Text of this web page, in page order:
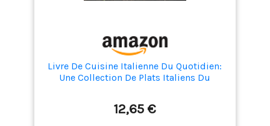
Livre De Cuisine Italienne Du Quotidien:
Une Collection De Plats Italiens Du
12,65 €